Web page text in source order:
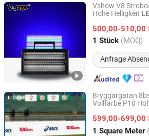
Vshow V8
Hohe Helligkeit
500,00-510,00
1 Stück (MOQ)
Anfrage
VSHOW PRO LIGHTING
Guangdong, China Seit
Bryggargatan
Vollfarbe P10
599,00-699,00
1 Square Meter
Shenzhen LEDventure Co., Ltd.
Guangdong, China Seit